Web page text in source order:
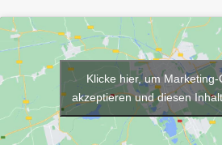
Klicke hier, um Marketing-
akzeptieren und diesen